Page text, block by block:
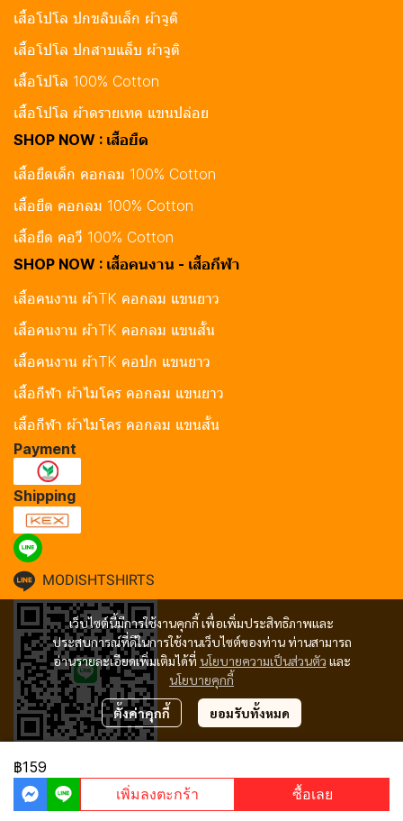
฿159
เพิ่มลงตะกร้า ซื้อเลย
เว็บไซต์นี้มีการใช้งานคุกกี้ เพื่อเพิ่มประสิทธิภาพและ
ประสบการณ์ที่ดีในการใช้งานเว็บไซต์ของท่าน ท่านสามารถ
อ่านรายละเอียดเพิ่มเติมได้ที่ นโยบายความเป็นส่วนตัว และ
นโยบายคุกกี้
ตั้งค่าคุกกี้ ยอมรับทั้งหมด
เสื้อโปโล ปกขลิบเล็ก ผ้าจูติ
เสื้อโปโล ปกสาบแล็บ ผ้าจูติ
เสื้อโปโล 100% Cotton
เสื้อโปโล ผ้าดรายเทค แขนปล่อย
SHOP NOW : เสื้อยืด
เสื้อยืดเด็ก คอกลม 100% Cotton
เสื้อยืด คอกลม 100% Cotton
เสื้อยืด คอวี 100% Cotton
SHOP NOW : เสื้อคนงาน - เสื้อกีฬา
เสื้อคนงาน ผ้าTK คอกลม แขนยาว
เสื้อคนงาน ผ้าTK คอกลม แขนสั้น
เสื้อคนงาน ผ้าTK คอปก แขนยาว
เสื้อกีฬา ผ้าไมโคร คอกลม แขนยาว
เสื้อกีฬา ผ้าไมโคร คอกลม แขนสั้น
Payment
Shipping
MODISHTSHIRTS
Copyright 2024 | All Rights Reserved | Powered by MWE
Powered By MakeWebEasy